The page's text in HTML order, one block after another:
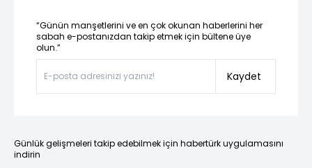
“Günün manşetlerini ve en çok okunan haberlerini her
sabah e-postanızdan takip etmek için bültene üye
olun.”
Kaydet
Günlük gelişmeleri takip edebilmek için habertürk uygulamasını
indirin